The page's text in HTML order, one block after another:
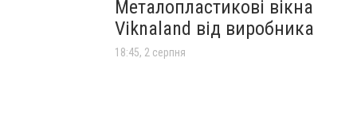
Металопластикові вікна
Viknaland від виробника
18:45, 2 серпня